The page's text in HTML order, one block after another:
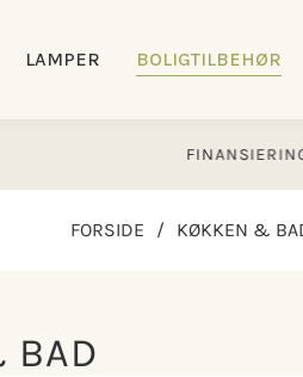
LAMPER BOLIGTILBEHØR
FINANSIERING OG FRI
FORSIDE / KØKKEN &
BAD